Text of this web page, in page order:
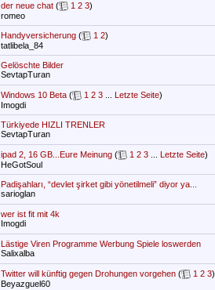
der neue chat ( 1 2 3)
romeo
Handyversicherung ( 1 2)
tatlibela_84
Gelöschte Bilder
SevtapTuran
Windows 10 Beta ( 1 2 3 Letzte Seite)
Imogdi
Türkiyede HIZLI TRENLER
SevtapTuran
ipad 2, 16 GB...Eure Meinung ( 1 2 3 Letzte Seite)
HeGotSoul
Padişahları, “devlet şirket gibi yönetilmeli” diyor ya...
sarioglan
wer ist fit mit 4k
Imogdi
Lästige Viren Programme Werbung Spiele loswerden
Salixalba
Twitter will künftig gegen Drohungen vorgehen ( 1 2 3)
Beyazguel60